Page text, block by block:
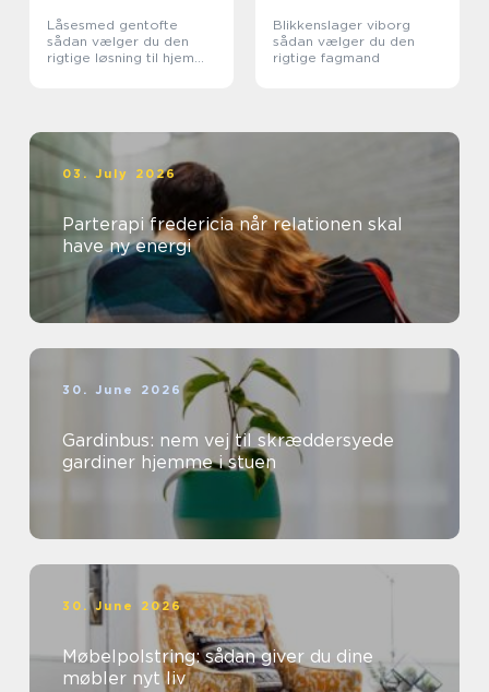
Låsesmed gentofte
sådan vælger du den
rigtige løsning til hjem
Blikkenslager viborg
sådan vælger du den
rigtige fagmand
03. July 2026
Parterapi fredericia når relationen skal
have ny energi
30. June 2026
Gardinbus: nem vej til skræddersyede
gardiner hjemme i stuen
30. June 2026
Møbelpolstring: sådan giver du dine
møbler nyt liv